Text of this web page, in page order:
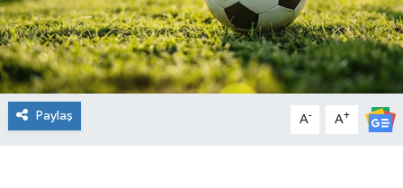
Paylaş A- A+